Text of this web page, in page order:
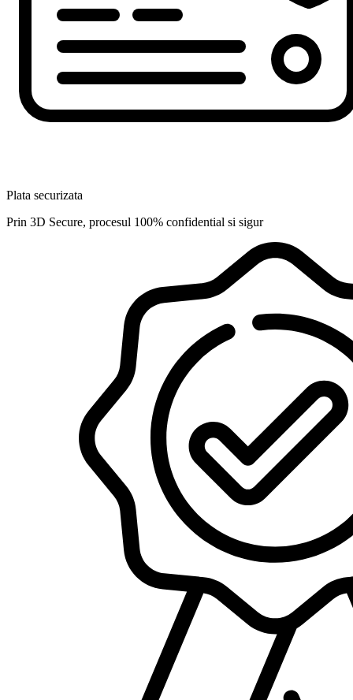
Plata securizata
Prin 3D Secure, procesul 100% confidential si sigur